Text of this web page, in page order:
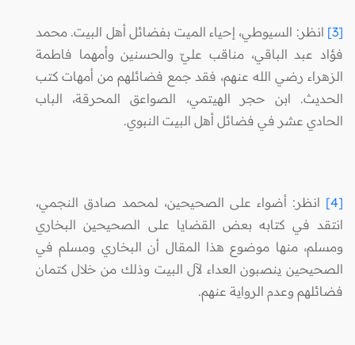
[3]
انظر: السيوطي، إحياء الميت بفضائل أهل البيت. محمد
فؤاد عبد الباقي، مناقب عليّ والحسنين وأمهما فاطمة
الزهراء رضي الله عنهم، فقد جمع فضائلهم من أمهات كتب
الحديث. ابن حجر الهيتمي، الصواعق المحرقة، الباب
الحادي عشر في فضائل أهل البيت النبوي.
[4]
انظر: أضواء على الصحيحين، لمحمد صادق النجمي،
انتقد في كتابه بعض القضايا على الصحيحين البخاري
ومسلم، منها موضوع هذا المقال أن البخاري ومسلم في
الصحيحين ينصبون العداء لآل البيت وذلك من خلال كتمان
فضائلهم وعدم الرواية عنهم.